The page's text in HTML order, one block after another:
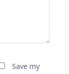
Save my